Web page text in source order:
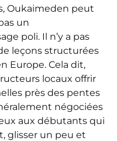
Oukaimeden peut
un
poli. Il n’y a pas
leçons structurées
Europe. Cela dit,
locaux offrir
près des pentes
négociées
aux débutants qui
glisser un peu et